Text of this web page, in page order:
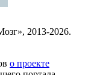
2013-2026.
о проекте